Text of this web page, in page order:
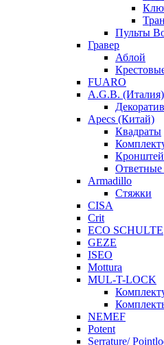
Пульты
Гравер
Аблой
FUARO
A.G.B. (Италия)
Apecs (Китай)
Квадраты
Ответные
Armadillo
Стяжки
CISA
Crit
ECO SCHULTE
GEZE
ISEO
Mottura
MUL-T-LOCK
NEMEF
Potent
Serrature/